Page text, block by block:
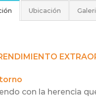
Ubicación
con la herencia